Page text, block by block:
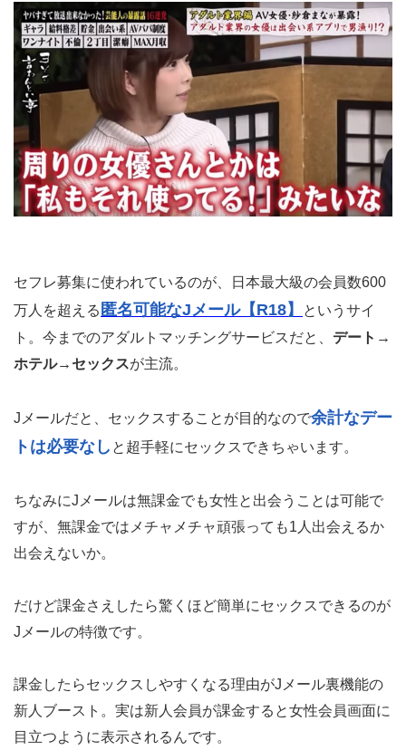
セフレ募集に使われているのが、日本最大級の会員数600
万人を超える 匿名可能なJメール【R18】
というサイ
ト。今までのアダルトマッチングサービスだと、 デート→
ホテル→セックスが主流。
Jメールだと、セックスすることが目的なので余計なデー
トは必要なし と超手軽にセックスできちゃいます。
ちなみにJメールは無課金でも女性と出会うことは可能で
すが、無課金ではメチャメチャ頑張っても1人出会えるか
出会えないか。
だけど課金さえしたら驚くほど簡単にセックスできるのが
Jメールの特徴です。
課金したらセックスしやすくなる理由がJメール裏機能の
新人ブースト。実は新人会員が課金すると女性会員画面に
目立つように表示されるんです。